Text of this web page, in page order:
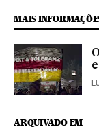
MAIS
ARQUIVADO EM